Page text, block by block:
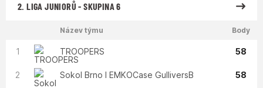
2. LIGA JUNIORŮ - SKUPINA 6
Název týmu Body
1 TROOPERS 58
2 Sokol Brno I EMKOCase GulliversB 58